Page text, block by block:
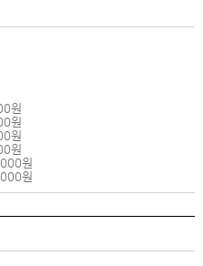
원
원
원
원
원
원